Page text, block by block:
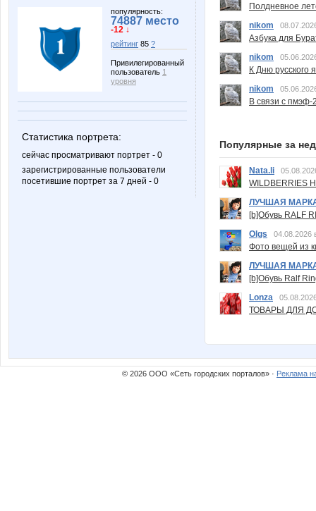
популярность:
74887 место
-12 ↓
рейтинг 85 ?
Привилегированный
пользователь 1
уровня
Статистика портрета:
сейчас просматривают портрет - 0
зарегистрированные пользователи
посетившие портрет за 7 дней - 0
Полдневное
nikom
Азбука для
nikom
К Дню русского
nikom
В связи с пмэф-
Популярные за
Nata.li
ЛУЧШАЯ
[b]Обувь RALF
Olgs
04.08.2026
Фото вещей из
ЛУЧШАЯ
[b]Обувь Ralf
Lonza
ТОВАРЫ ДЛЯ
© 2026 ООО «Сеть городских порталов» · Реклама